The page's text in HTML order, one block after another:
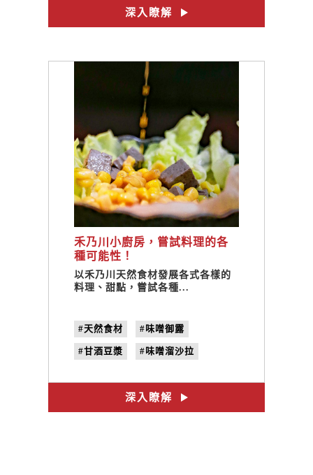
#LOGO設計 #國產豆
深入瞭解
禾乃川小廚房，嘗試料理的各
種可能性！
以禾乃川天然食材發展各式各樣的
料理、甜點，嘗試各種...
#天然食材 #味噌御露
#甘酒豆漿 #味噌溜沙拉
#料理 #禾乃川
深入瞭解